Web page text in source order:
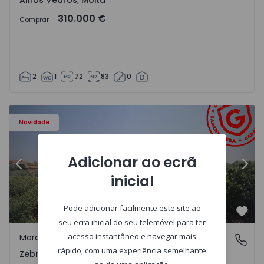
Comprar 310.000 €
2 1 72 83 0
Novidade
- 1566201 - 43
Moradia em Banda T4 Idanha-a-Nova, Zebreira e Segura
Anterior
Zebreira e Segura, Castelo Branco
Moradia em Banda
Zebreira e Segura, Castelo Branco
Adicionar ao ecrã
inicial
Pode adicionar facilmente este site ao
seu ecrã inicial do seu telemóvel para ter
acesso instantâneo e navegar mais
rápido, com uma experiência semelhante